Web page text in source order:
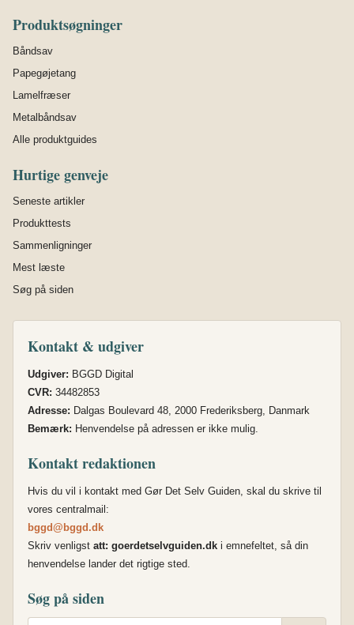
Produktsøgninger
Båndsav
Papegøjetang
Lamelfræser
Metalbåndsav
Alle produktguides
Hurtige genveje
Seneste artikler
Produkttests
Sammenligninger
Mest læste
Søg på siden
Kontakt & udgiver
Udgiver: BGGD Digital
CVR: 34482853
Adresse: Dalgas Boulevard 48, 2000 Frederiksberg, Danmark
Bemærk: Henvendelse på adressen er ikke mulig.
Kontakt redaktionen
Hvis du vil i kontakt med Gør Det Selv Guiden, skal du skrive til
vores centralmail:
bggd@bggd.dk
Skriv venligst att: goerdetselvguiden.dk i emnefeltet, så din
henvendelse lander det rigtige sted.
Søg på siden